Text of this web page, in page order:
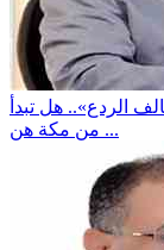
الردع».. هل تبدأ
من مكة هن ...